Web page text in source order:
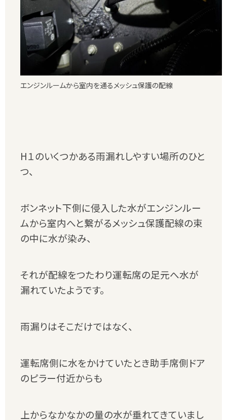
エンジンルームから室内を通るメッシュ保護の配線
H１のいくつかある雨漏れしやすい場所のひと
つ、
ボンネット下側に侵入した水がエンジンルー
ムから室内へと繋がるメッシュ保護配線の束
の中に水が染み、
それが配線をつたわり運転席の足元へ水が
漏れていたようです。
雨漏りはそこだけではなく、
運転席側に水をかけていたとき助手席側ドア
のピラー付近からも
上からなかなかの量の水が垂れてきていまし